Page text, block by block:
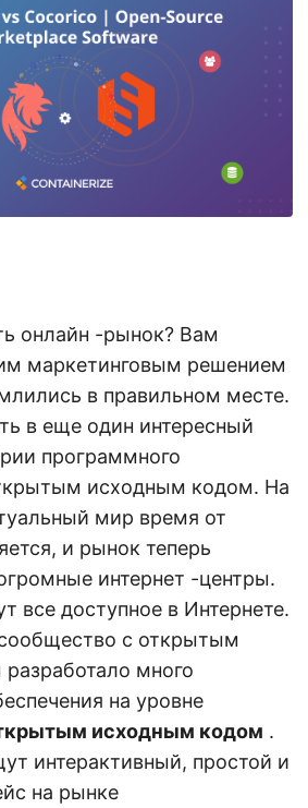
онлайн -рынок? Вам
маркетинговым решением
в правильном месте.
в еще один интересный
программного
исходным кодом. На
мир время от
и рынок теперь
интернет -центры.
все доступное в Интернете.
с открытым
много
на уровне
исходным кодом .
интерактивный, простой и
на рынке